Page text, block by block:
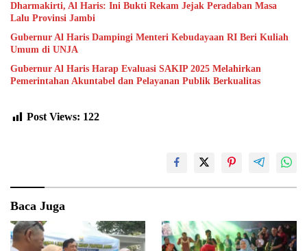
Dharmakirti, Al Haris: Ini Bukti Rekam Jejak Peradaban Masa
Lalu Provinsi Jambi
Gubernur Al Haris Dampingi Menteri Kebudayaan RI Beri Kuliah
Umum di UNJA
Gubernur Al Haris Harap Evaluasi SAKIP 2025 Melahirkan
Pemerintahan Akuntabel dan Pelayanan Publik Berkualitas
Post Views: 122
Baca Juga